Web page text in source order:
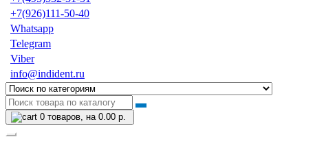
+7(926)111-50-40
Whatsapp
Telegram
Viber
info@indident.ru
0 товаров, на 0.00 р.